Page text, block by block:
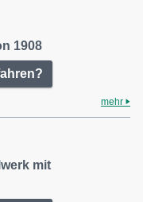
1908
mehr
mit